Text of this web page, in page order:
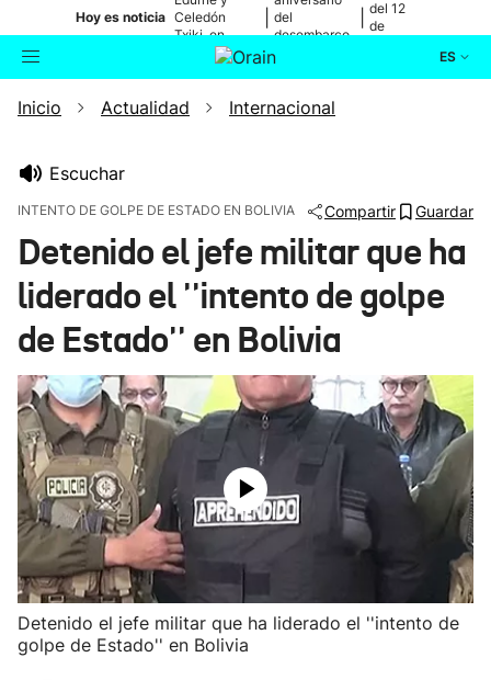
Hoy es noticia Celedón
Txiki, en
directo
del
desembarco
de Elkano
del 12
de
ES
Buscador Actualidad
Ikusmiran
Eguraldia
Inicio Actualidad Internacional
Escuchar
INTENTO DE GOLPE DE ESTADO EN BOLIVIA Compartir Guardar
Detenido el jefe militar que ha
liderado el ''intento de golpe
de Estado'' en Bolivia
Detenido el jefe militar que ha liderado el ''intento de
golpe de Estado'' en Bolivia